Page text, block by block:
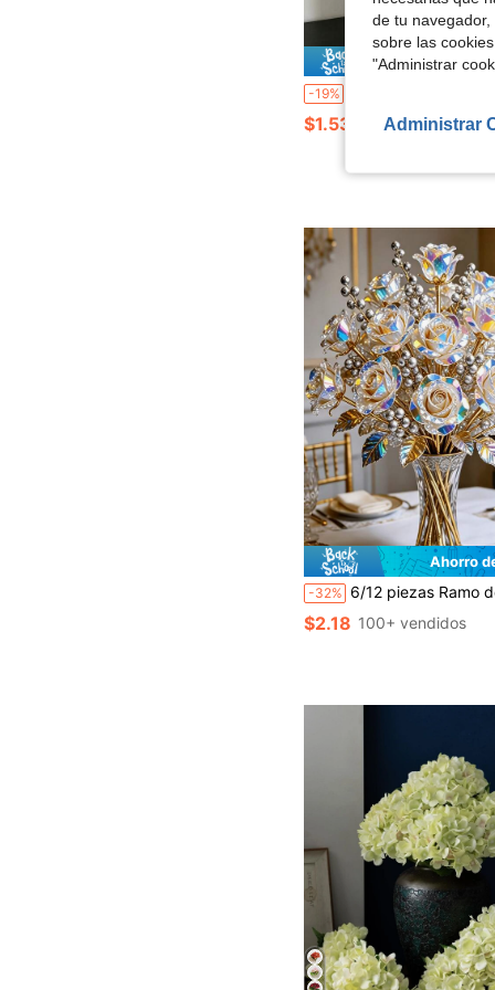
Ahorro
-19%
$1.53
Ahorro
-32% 6/12 piezas Ramo de rosas artificiales holográficas iridiscentes, tallos dorados, bayas de perla plateada, flores falsas con brillo de perla, ramo de novia para boda, decoración de centro de mesa para jarrón, decoración del hogar, decoración de otoño
$2.18 100+ vendidos
de tu
sobre las
"Administrar
Administrar